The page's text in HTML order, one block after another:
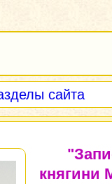
сайта
княгини